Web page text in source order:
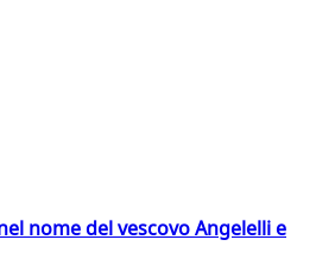
nome del vescovo Angelelli e